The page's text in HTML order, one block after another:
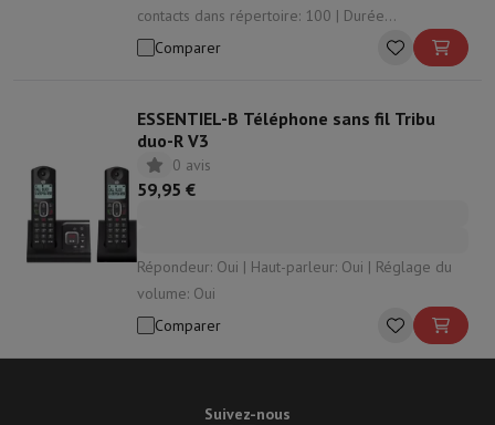
contacts dans répertoire: 100 | Durée
d’enregistrement: 14 min
Comparer
ESSENTIEL-B Téléphone sans fil Tribu
duo-R V3
0 avis
59,95 €
Répondeur: Oui | Haut-parleur: Oui | Réglage du
volume: Oui
Comparer
Suivez-nous